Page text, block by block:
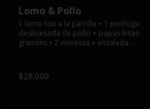
Lomo & Pollo
1 lomo liso a la parrilla + 1 pechuga
deshuesada de pollo + papas fritas
grandes + 2 vienesas + ensalada
$28.000